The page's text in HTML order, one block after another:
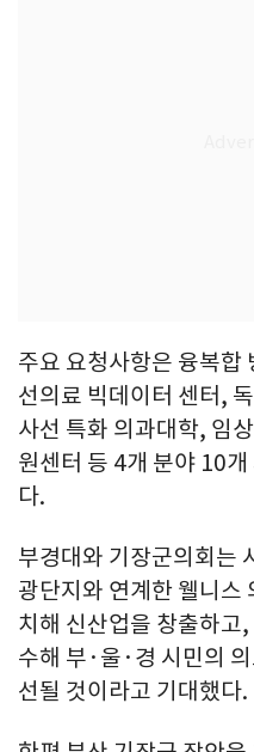
주요 요청사항은 융복합
선의료 빅데이터 센터,
사선 특화 의과대학, 임
원센터 등 4개 분야 10
다.
부경대와 기장군의회는
광단지와 연계한 웰니스
치해 신산업을 창출하고
수해 부·울·경 시민의
선될 것이라고 기대했다.